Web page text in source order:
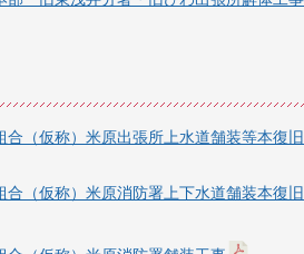
合（仮称）米原出張所上水道舗装等本復旧
合（仮称）米原消防署上下水道舗装本復旧